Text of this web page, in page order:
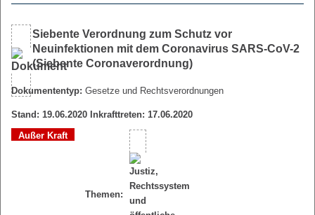
Siebente Verordnung zum Schutz vor
Neuinfektionen mit dem Coronavirus SARS-CoV-2
(Siebente Coronaverordnung)
Dokumententyp: Gesetze und Rechtsverordnungen
Stand: 19.06.2020 Inkrafttreten: 17.06.2020
Außer Kraft
Themen: